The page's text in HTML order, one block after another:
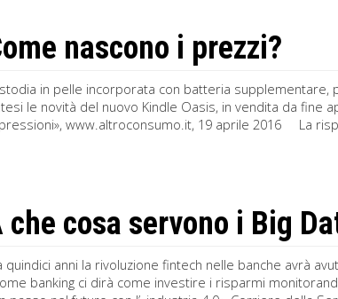
nascono i prezzi?
in pelle incorporata con batteria
le novità del nuovo Kindle Oasis, in vendita da fine
www.altroconsumo.it, 19 aprile 2016 La
che cosa servono i Big
quindici anni la rivoluzione fintech nelle banche avrà
banking ci dirà come investire i risparmi